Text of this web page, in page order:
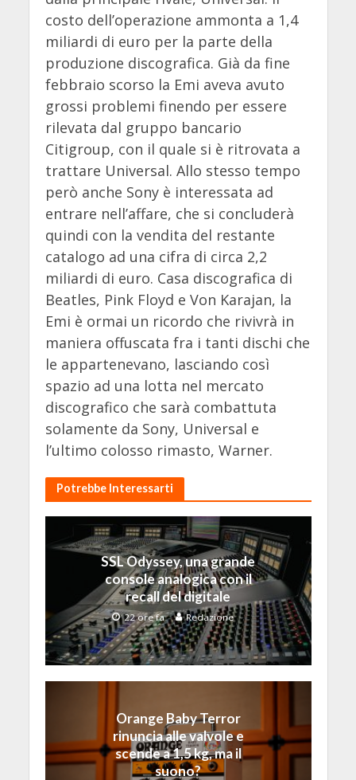
costo dell’operazione ammonta a 1,4
miliardi di euro per la parte della
produzione discografica. Già da fine
febbraio scorso la Emi aveva avuto
grossi problemi finendo per essere
rilevata dal gruppo bancario
Citigroup, con il quale si è ritrovata a
trattare Universal. Allo stesso tempo
però anche Sony è interessata ad
entrare nell’affare, che si concluderà
quindi con la vendita del restante
catalogo ad una cifra di circa 2,2
miliardi di euro. Casa discografica di
Beatles, Pink Floyd e Von Karajan, la
Emi è ormai un ricordo che rivivrà in
maniera offuscata fra i tanti dischi che
le appartenevano, lasciando così
spazio ad una lotta nel mercato
discografico che sarà combattuta
solamente da Sony, Universal e
l’ultimo colosso rimasto, Warner.
Potrebbe Interessarti
SSL Odyssey, una grande
console analogica con il
recall del digitale
22 ore fa Redazione
Orange Baby Terror
rinuncia alle valvole e
scende a 1,5 kg, ma il
suono?